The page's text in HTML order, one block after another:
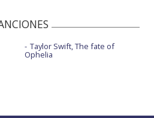
Taylor Swift, The fate of
Ophelia